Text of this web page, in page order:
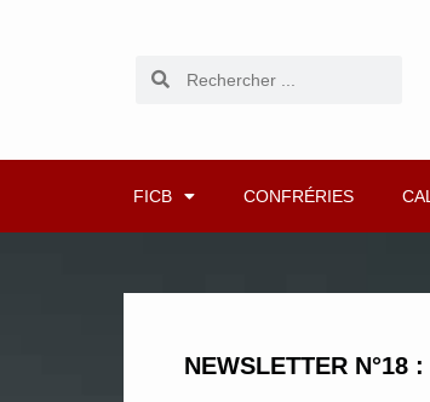
FICB CONFRÉRIES
NEWSLETTER N°18